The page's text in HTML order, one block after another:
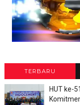
TERBARU
HUT ke-